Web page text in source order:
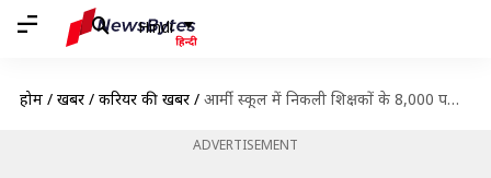
Hindi
होम / खबरें / करियर की खबरें / आर्मी स्कूल में निकली शिक्षकों के 8,000 पदों पर भर्ती, जल्द करें आवेदन
ADVERTISEMENT